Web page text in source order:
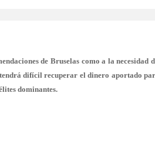
de Bruselas como a la necesidad
difícil recuperar el dinero aportado
dominantes.